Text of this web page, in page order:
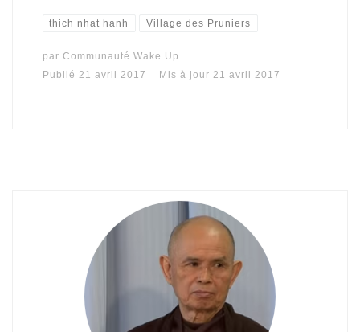
thich nhat hanh Village des Pruniers
par Communauté Wake Up
Publié 21 avril 2017 Mis à jour 21 avril 2017